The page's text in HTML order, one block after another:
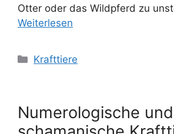
Otter oder das Wildpferd zu
Weiterlesen
Kategorien
Krafttiere
Numerologische und